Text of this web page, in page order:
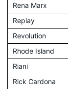
Rena Marx
Replay
Revolution
Rhode Island
Riani
Rick Cardona